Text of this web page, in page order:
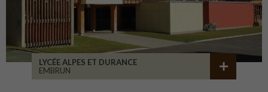
LYCÉE ALPES ET DURANCE
EMBRUN